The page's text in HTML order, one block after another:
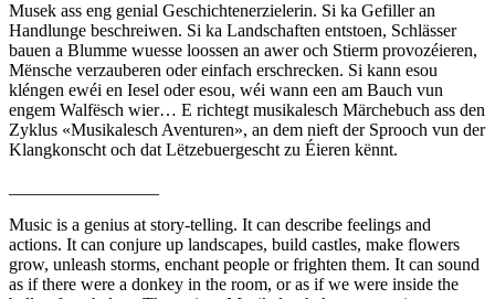
Musek ass eng genial Geschichtenerzielerin. Si ka Gefiller an
Handlunge beschreiwen. Si ka Landschaften entstoen, Schlässer
bauen a Blumme wuesse loossen an awer och Stierm provozéieren,
Mënsche verzauberen oder einfach erschrecken. Si kann esou
kléngen ewéi en Iesel oder esou, wéi wann een am Bauch vun
engem Walfësch wier… E richtegt musikalesch Märchebuch ass den
Zyklus «Musikalesch Aventuren», an dem nieft der Sprooch vun der
Klangkonscht och dat Lëtzebuergescht zu Éieren kënnt.
Music is a genius at story-telling. It can describe feelings and
actions. It can conjure up landscapes, build castles, make flowers
grow, unleash storms, enchant people or frighten them. It can sound
as if there were a donkey in the room, or as if we were inside the